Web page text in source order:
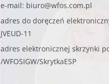
e-mail: biuro@wfos.com.pl
adres do doręczeń
JVEUD-11
adres elektronicznej skrzynki
/WFOSIGW/SkrytkaESP